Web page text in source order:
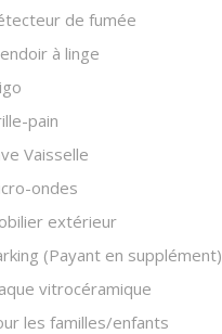
de fumée
à linge
pain
Vaisselle
ondes
extérieur
(Payant en supplément)
vitrocéramique
les familles/enfants